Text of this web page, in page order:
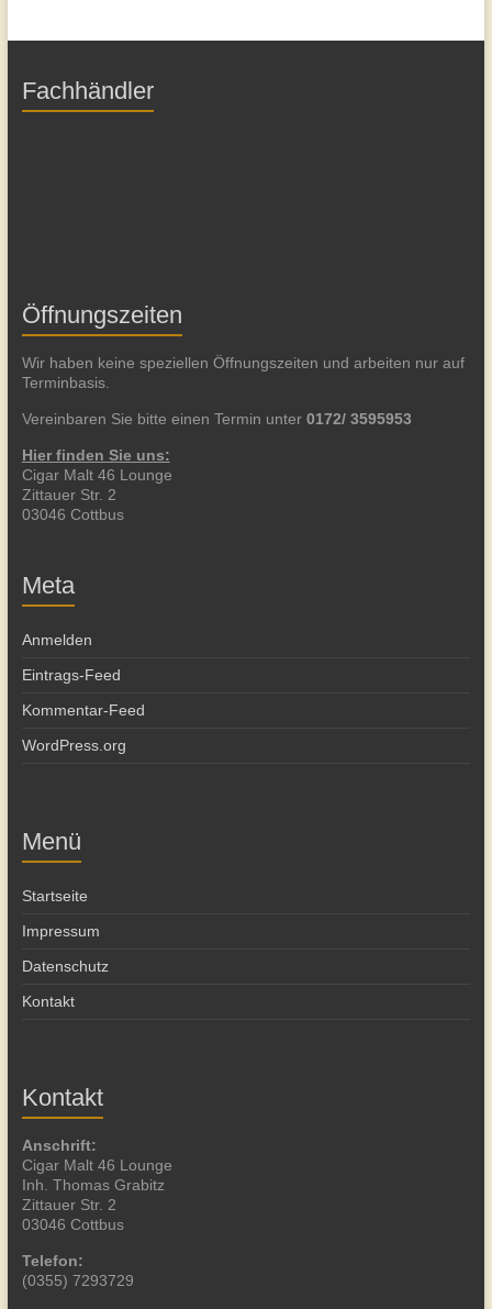
Fachhändler
Öffnungszeiten
Wir haben keine speziellen Öffnungszeiten und arbeiten nur auf
Terminbasis.
Vereinbaren Sie bitte einen Termin unter 0172/ 3595953
Hier finden Sie uns:
Cigar Malt 46 Lounge
Zittauer Str. 2
03046 Cottbus
Meta
Anmelden
Eintrags-Feed
Kommentar-Feed
WordPress.org
Menü
Startseite
Impressum
Datenschutz
Kontakt
Kontakt
Anschrift:
Cigar Malt 46 Lounge
Inh. Thomas Grabitz
Zittauer Str. 2
03046 Cottbus
Telefon:
(0355) 7293729